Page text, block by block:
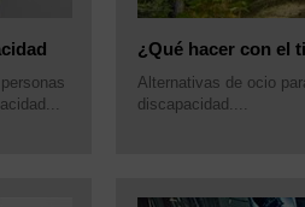
¿Qué hacer con el
Alternativas de ocio
discapacidad....